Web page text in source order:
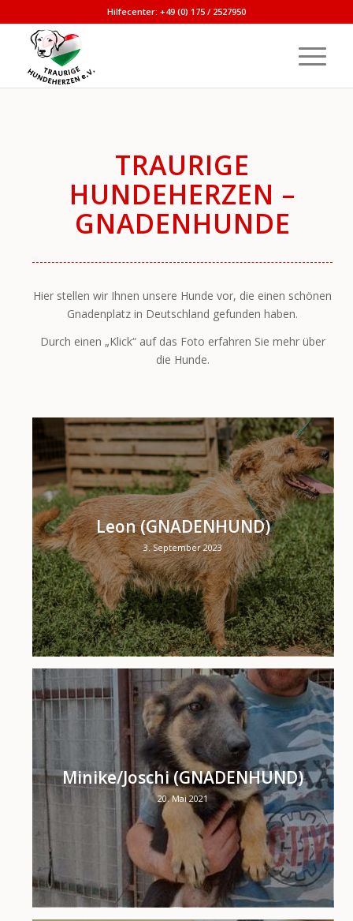
Hilfecenter: +49 (0) 175 / 2527950
TRAURIGE
HUNDEHERZEN –
GNADENHUNDE
Hier stellen wir Ihnen unsere Hunde vor, die einen schönen
Gnadenplatz in Deutschland gefunden haben.
Durch einen „Klick“ auf das Foto erfahren Sie mehr über
die Hunde.
Leon (GNADENHUND)
3. September 2023
Minike/Joschi (GNADENHUND)
20. Mai 2021